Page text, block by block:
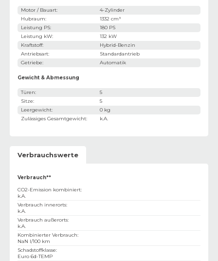
Motor / Bauart:
4-Zylinder
Hubraum:
1332 cm³
Leistung PS:
180 PS
Leistung kW:
132 kW
Kraftstoff:
Hybrid-Benzin
Antriebsart:
Standardantrieb
Getriebe: Automatik
Gewicht & Abmessung
Türen:
5
Sitze:
5
Leergewicht:
0 kg
Zulässiges Gesamtgewicht: k.A.
Verbrauchswerte
Verbrauch**
CO2-Emission kombiniert:
k.A.
Verbrauch innerorts:
k.A.
Verbrauch außerorts:
k.A.
Kombinierter Verbrauch:
NaN l/100 km
Schadstoffklasse:
Euro 6d-TEMP